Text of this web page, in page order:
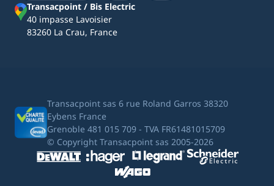
Transacpoint / Bis Electric
40 impasse Lavoisier
83260 La Crau, France
Transacpoint sas 6 rue Roland Garros 38320
Eybens France
Grenoble 481 015 709 - TVA FR61481015709
© Copyright Transacpoint sas 2005-2026